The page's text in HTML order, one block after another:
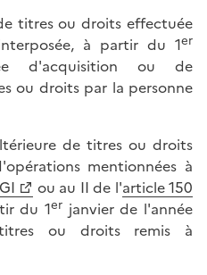
titres ou droits effectuée
à partir du 1er
d'acquisition ou de
ou droits par la personne
de titres ou droits
mentionnées à
ou au II de l'article 150
du 1er janvier de l'année
ou droits remis à